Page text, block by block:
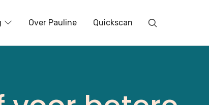
Over Pauline Quickscan